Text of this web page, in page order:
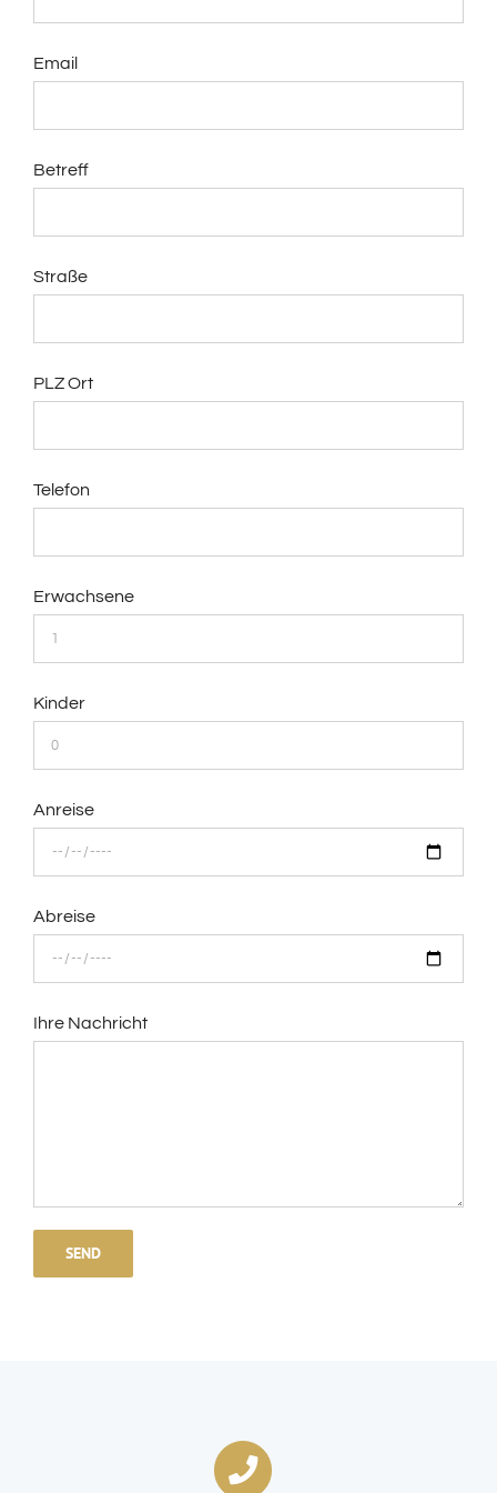
Email
Betreff
Straße
PLZ Ort
Telefon
Erwachsene
Kinder
Anreise
Abreise
Ihre Nachricht